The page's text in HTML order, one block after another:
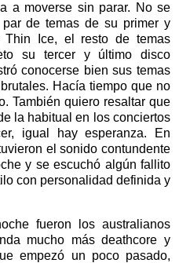
a moverse sin parar. No se
de temas de su primer y
Ice, el resto de temas
su tercer y último disco
conocerse bien sus temas
Hacía tiempo que no
También quiero resaltar que
la habitual en los conciertos
igual hay esperanza. En
el sonido contundente
y se escuchó algún fallito
con personalidad definida y
fueron los australianos
mucho más deathcore y
empezó un poco pasado,